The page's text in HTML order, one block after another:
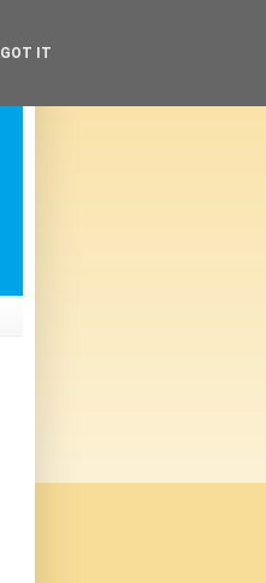
GOT IT